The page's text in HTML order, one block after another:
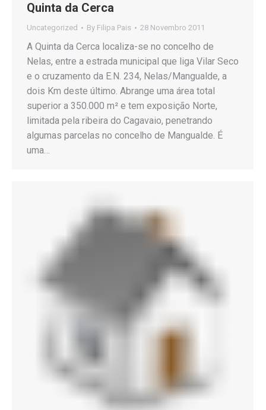
Quinta da Cerca
Uncategorized By Filipa Pais 28 Novembro 2011
A Quinta da Cerca localiza-se no concelho de
Nelas, entre a estrada municipal que liga Vilar Seco
e o cruzamento da E.N. 234, Nelas/Mangualde, a
dois Km deste último. Abrange uma área total
superior a 350.000 m² e tem exposição Norte,
limitada pela ribeira do Cagavaio, penetrando
algumas parcelas no concelho de Mangualde. É
uma…